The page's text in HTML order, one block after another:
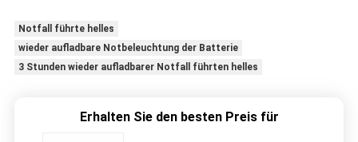
Notfall führte helles
wieder aufladbare Notbeleuchtung der Batterie
3 Stunden wieder aufladbarer Notfall führten helles
Erhalten Sie den besten Preis für